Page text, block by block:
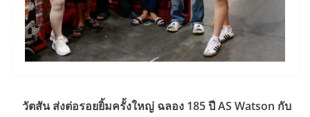
วัตสัน ส่งต่อรอยยิ้มครั้งใหญ่ ฉลอง 185 ปี AS Watson กับ